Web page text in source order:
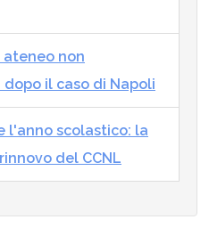
ateneo non
il caso di Napoli
l'anno scolastico: la
del CCNL